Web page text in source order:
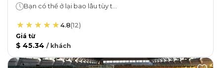
4.8(12)
Giá từ
$ 45.34 / khách